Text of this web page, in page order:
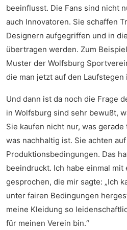
beeinflusst. Die Fans sind nicht
auch Innovatoren. Sie schaffen
Designern aufgegriffen und in
übertragen werden. Zum
Muster der Wolfsburg
die man jetzt auf den
Und dann ist da noch die Frage
in Wolfsburg sind sehr bewußt,
Sie kaufen nicht nur, was
was nachhaltig ist. Sie achten
Produktionsbedingungen. Das
beeindruckt. Ich habe einmal mit
gesprochen, die mir sagte: „Ich
unter fairen Bedingungen
meine Kleidung so
für meinen Verein bin.“